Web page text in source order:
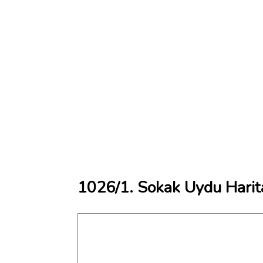
1026/1. Sokak Uydu